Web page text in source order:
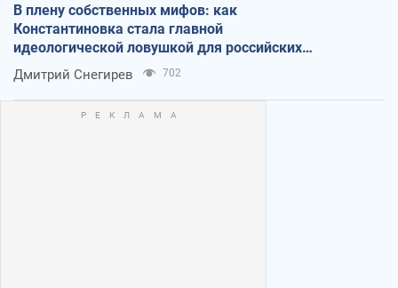
В плену собственных мифов: как
Константиновка стала главной
идеологической ловушкой для российских
оккупантов
Дмитрий Снегирев 702